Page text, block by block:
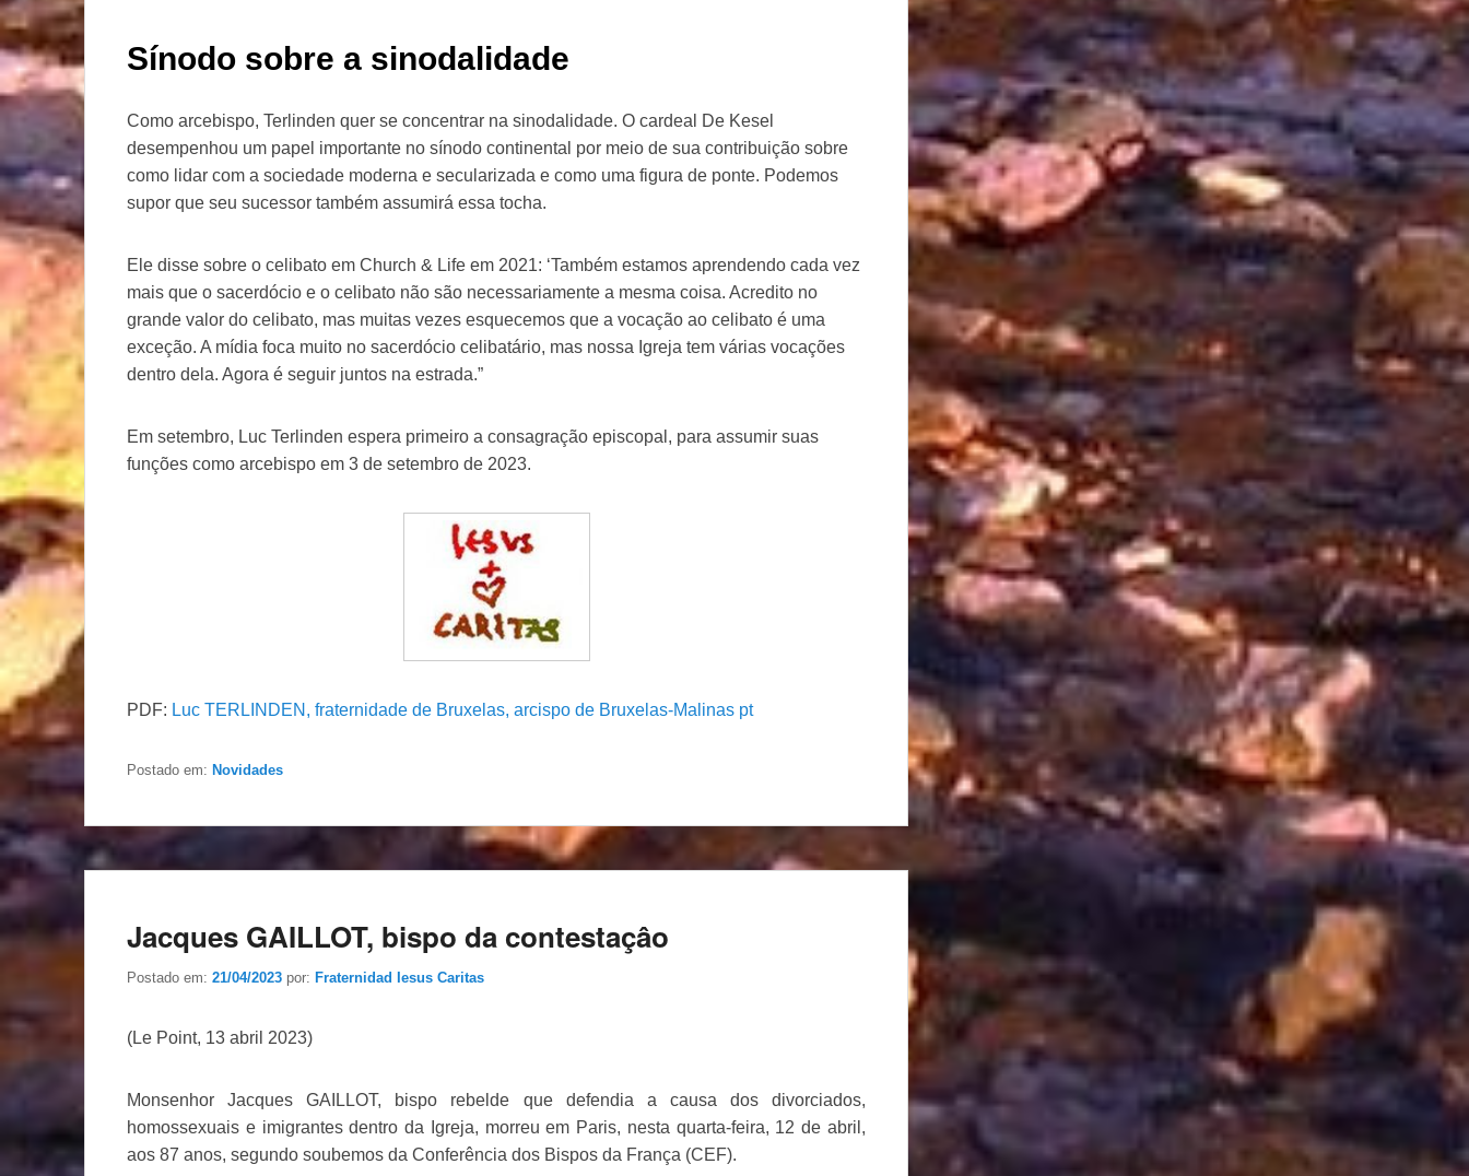
Sínodo sobre a sinodalidade
Como arcebispo, Terlinden quer se concentrar na sinodalidade. O cardeal De Kesel
desempenhou um papel importante no sínodo continental por meio de sua contribuição sobre
como lidar com a sociedade moderna e secularizada e como uma figura de ponte. Podemos
supor que seu sucessor também assumirá essa tocha.
Ele disse sobre o celibato em Church & Life em 2021: ‘Também estamos aprendendo cada vez
mais que o sacerdócio e o celibato não são necessariamente a mesma coisa. Acredito no
grande valor do celibato, mas muitas vezes esquecemos que a vocação ao celibato é uma
exceção. A mídia foca muito no sacerdócio celibatário, mas nossa Igreja tem várias vocações
dentro dela. Agora é seguir juntos na estrada.”
Em setembro, Luc Terlinden espera primeiro a consagração episcopal, para assumir suas
funções como arcebispo em 3 de setembro de 2023.
PDF: Luc TERLINDEN, fraternidade de Bruxelas, arcispo de Bruxelas-Malinas pt
Postado em: Novidades
Jacques GAILLOT, bispo da contestaçâo
Postado em: 21/04/2023 por: Fraternidad Iesus Caritas
(Le Point, 13 abril 2023)
Monsenhor Jacques GAILLOT, bispo rebelde que defendia a causa dos divorciados,
homossexuais e imigrantes dentro da Igreja, morreu em Paris, nesta quarta-feira, 12 de abril,
aos 87 anos, segundo soubemos da Conferência dos Bispos da França (CEF).